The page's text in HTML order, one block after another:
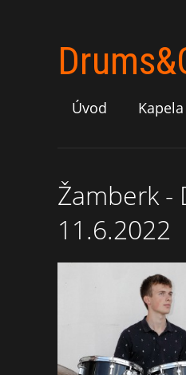
Úvod Kapela
Žamberk -
11.6.2022